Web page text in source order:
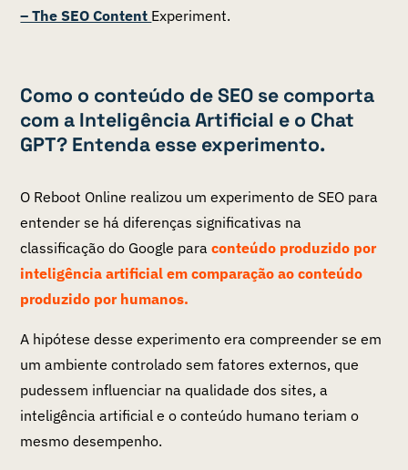
– The SEO Content Experiment.
Como o conteúdo de SEO se comporta
com a Inteligência Artificial e o Chat
GPT? Entenda esse experimento.
O Reboot Online realizou um experimento de SEO para
entender se há diferenças significativas na
classificação do Google paraconteúdo produzido por
inteligência artificial em comparação ao conteúdo
produzido por humanos.
A hipótese desse experimento era compreender se em
um ambiente controlado sem fatores externos, que
pudessem influenciar na qualidade dos sites, a
inteligência artificial e o conteúdo humano teriam o
mesmo desempenho.